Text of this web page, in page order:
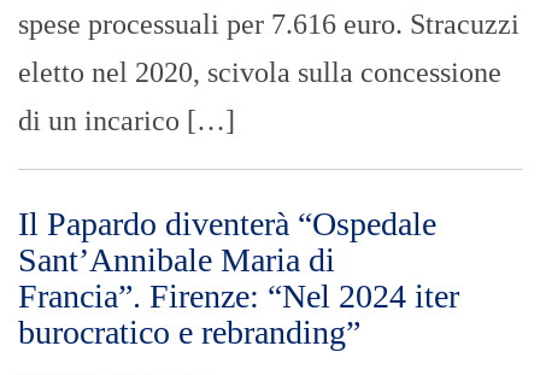
spese processuali per 7.616 euro. Stracuzzi
eletto nel 2020, scivola sulla concessione
di un incarico […]
Il Papardo diventerà “Ospedale
Sant’Annibale Maria di
Francia”. Firenze: “Nel 2024 iter
burocratico e rebranding”